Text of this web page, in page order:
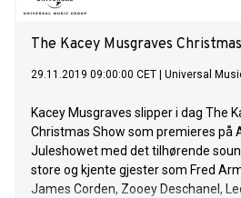
The Kacey Musgraves
29.11.2019 09:00:00 CET Universal
Kacey Musgraves slipper i dag The
Christmas Show som premieres på
Juleshowet med det tilhørende
store og kjente gjester som Fred
James Corden, Zooey Deschanel,